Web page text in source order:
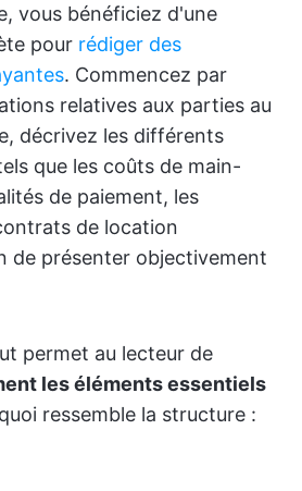
vous bénéficiez d'une
pour rédiger des
. Commencez par
relatives aux parties au
décrivez les différents
que les coûts de main-
de paiement, les
de location
de présenter objectivement
permet au lecteur de
les éléments essentiels
ressemble la structure :